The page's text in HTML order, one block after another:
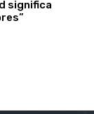
significa